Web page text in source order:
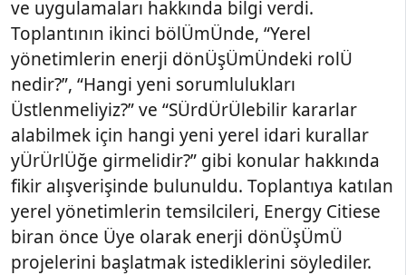
ve uygulamaları hakkında bilgi verdi.
Toplantının ikinci bölÜmÜnde, “Yerel
yönetimlerin enerji dönÜşÜmÜndeki rolÜ
nedir?”, “Hangi yeni sorumlulukları
Üstlenmeliyiz?” ve “SÜrdÜrÜlebilir kararlar
alabilmek için hangi yeni yerel idari kurallar
yÜrÜrlÜğe girmelidir?” gibi konular hakkında
fikir alışverişinde bulunuldu. Toplantıya katılan
yerel yönetimlerin temsilcileri, Energy Citiese
biran önce Üye olarak enerji dönÜşÜmÜ
projelerini başlatmak istediklerini söylediler.